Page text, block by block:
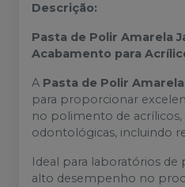
Descrição:
Pasta de Polir Amarela
Acabamento para
A Pasta de Polir
para proporcionar
no polimento de acrílicos,
odontológicas, incluindo
Ideal para laboratórios de
alto desempenho no